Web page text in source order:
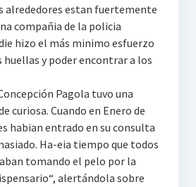
alrededores estan fuertemente
compañia de la policia
hizo el más minimo esfuerzo
y poder encontrar a los
Pagola tuvo una
curiosa. Cuando en Enero de
habian entrado en su consulta
Ha-eia tiempo que todos
tomando el pelo por la
alertándola sobre